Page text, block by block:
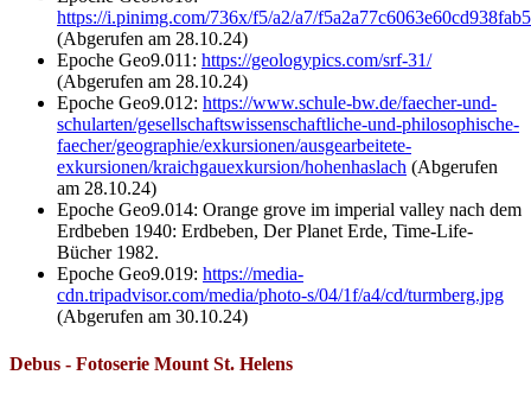
https://i.pinimg.com/736x/f5/a2/a7/
(Abgerufen am 28.10.24)
Epoche Geo9.011: https://geologypics.com/srf-31/
(Abgerufen am 28.10.24)
Epoche Geo9.012: https://www.schule-bw.de/faecher-und-
schularten/gesellschaftswissenschaftliche-und-philosophische-
faecher/geographie/exkursionen/ausgearbeitete-
exkursionen/kraichgauexkursion/hohenhaslach (Abgerufen
am 28.10.24)
Epoche Geo9.014: Orange grove im imperial valley nach dem
Erdbeben 1940: Erdbeben, Der Planet Erde, Time-Life-
Bücher 1982.
Epoche Geo9.019: https://media-
cdn.tripadvisor.com/media/photo-s/04/1f/a4/cd/turmberg.jpg
(Abgerufen am 30.10.24)
Debus - Fotoserie Mount St. Helens